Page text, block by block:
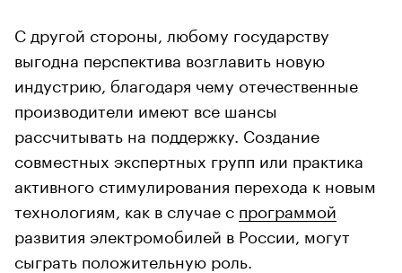
С другой стороны, любому государству
выгодна перспектива возглавить новую
индустрию, благодаря чему отечественные
производители имеют все шансы
рассчитывать на поддержку. Создание
совместных экспертных групп или практика
активного стимулирования перехода к новым
технологиям, как в случае с программой
развития электромобилей в России, могут
сыграть положительную роль.